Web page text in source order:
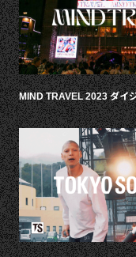
MIND TRAVEL 2023 ダイ